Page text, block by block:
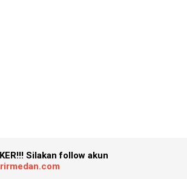
Silakan follow akun